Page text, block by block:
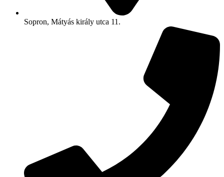
Sopron, Mátyás király utca 11.